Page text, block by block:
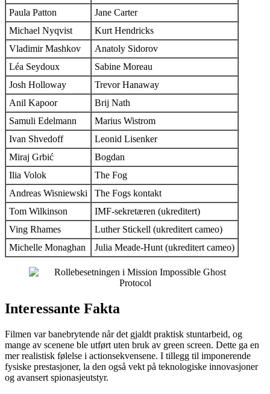
Paula Patton
Jane Carter
Michael Nyqvist
Kurt Hendricks
Vladimir Mashkov
Anatoly Sidorov
Léa Seydoux
Sabine Moreau
Josh Holloway
Trevor Hanaway
Anil Kapoor
Brij Nath
Samuli Edelmann
Marius Wistrom
Ivan Shvedoff
Leonid Lisenker
Miraj Grbić
Bogdan
Ilia Volok
The Fog
Andreas Wisniewski
The Fogs kontakt
Tom Wilkinson
IMF-sekretæren (ukreditert)
Ving Rhames
Luther Stickell (ukreditert cameo)
Michelle Monaghan
Julia Meade-Hunt (ukreditert cameo)
Interessante Fakta
Filmen var banebrytende når det gjaldt praktisk stuntarbeid, og
mange av scenene ble utført uten bruk av green screen. Dette ga en
mer realistisk følelse i actionsekvensene. I tillegg til imponerende
fysiske prestasjoner, la den også vekt på teknologiske innovasjoner
og avansert spionasjeutstyr.